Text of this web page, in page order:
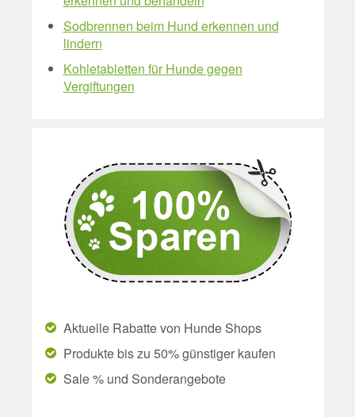
Sodbrennen beim Hund erkennen und
lindern
Kohletabletten für Hunde gegen
Vergiftungen
Aktuelle Rabatte von Hunde Shops
Produkte bis zu 50% günstiger kaufen
Sale % und Sonderangebote